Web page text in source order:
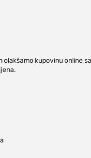
olakšamo kupovinu online